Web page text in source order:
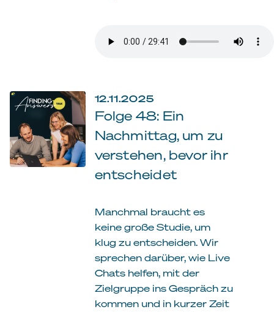
12.11.2025
Folge 48: Ein
Nachmittag, um zu
verstehen, bevor ihr
entscheidet
Manchmal braucht es
keine große Studie, um
klug zu entscheiden. Wir
sprechen darüber, wie Live
Chats helfen, mit der
Zielgruppe ins Gespräch zu
kommen und in kurzer Zeit